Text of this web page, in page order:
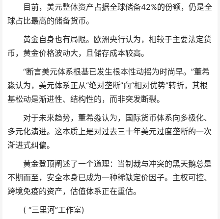
目前，美元整体资产占据全球储备42%的份额，仍是全
球占比最高的储备货币。
黄金自身也有局限。欧洲央行认为，相较于主要法定货
币，黄金价格波动大，且储存成本较高。
“断言美元体系根基已发生根本性动摇为时尚早。”董希
淼认为，美元体系正从“绝对垄断”向“相对优势”转折，其根
基松动是渐进性、结构性的，而非突发断裂。
对于未来趋势，董希淼认为，国际货币体系向多极化、
多元化演进。这本质上是对过去三十年美元过度垄断的一次
渐进式纠偏。
黄金登顶阐述了一个道理：当制裁与冲突的黑天鹅总是
不期而至，安全本身已成为一种稀缺定价因子。主权可控、
跨境免疫的资产，估值体系正在重估。
( “三里河”工作室)